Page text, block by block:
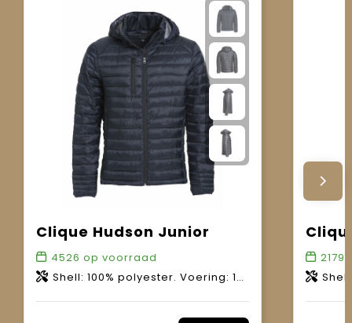
Clique Hudson Junior
4526 op voorraad
Shell: 100% polyester. Voering: 100% polyester. Wattering: 100% polyester.
2179
Shell 1: 100%